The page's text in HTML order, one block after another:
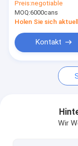
Sprühfarbe
Preis:negotiable
MOQ:6000cans
Holen Sie sich
Kontakt
Wir